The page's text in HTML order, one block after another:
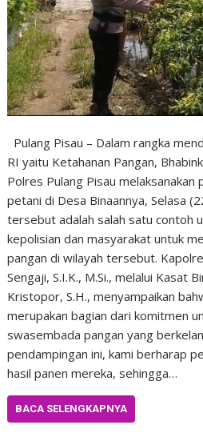
Pulang Pisau – Dalam rangka
RI yaitu Ketahanan Pangan,
Polres Pulang Pisau melaksanakan
petani di Desa Binaannya, Selasa
tersebut adalah salah satu contoh
kepolisian dan masyarakat untuk
pangan di wilayah tersebut.
Sengaji, S.I.K., M.Si., melalui Kasat
Kristopor, S.H., menyampaikan
merupakan bagian dari komitmen
swasembada pangan yang
pendampingan ini, kami berharap
hasil panen mereka, sehingga…
BACA SELENGKAPNYA